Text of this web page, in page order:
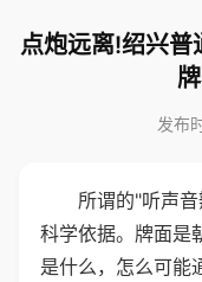
点炮远离!绍兴
发布
所谓的"听声
科学依据。牌面是
是什么，怎么可能